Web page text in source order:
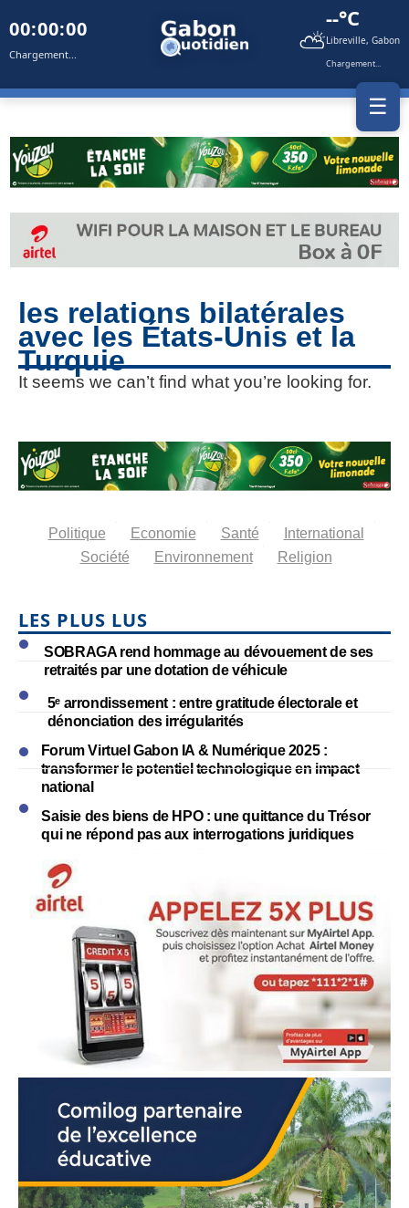
00:00:00
Chargement... ⛅
--°C
Libreville, Gabon
Chargement...
☰
les relations bilatérales
avec les États-Unis et la
Turquie
It seems we can’t find what you’re looking for.
Politique Economie Santé
International
Société
Environnement Religion
LES PLUS LUS
SOBRAGA rend hommage au dévouement de ses
retraités par une dotation de véhicule
5ᵉ arrondissement : entre gratitude électorale et
dénonciation des irrégularités
Forum Virtuel Gabon IA & Numérique 2025 :
transformer le potentiel technologique en impact
national
Saisie des biens de HPO : une quittance du Trésor
qui ne répond pas aux interrogations juridiques